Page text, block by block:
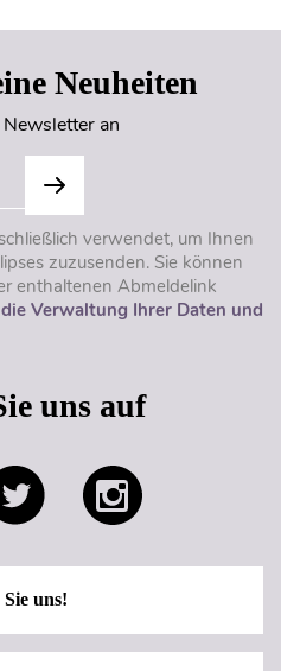
Neuheiten
an
verwendet, um Ihnen
zuzusenden. Sie können
enthaltenen Abmeldelink
Verwaltung Ihrer Daten und
uns auf
uns!